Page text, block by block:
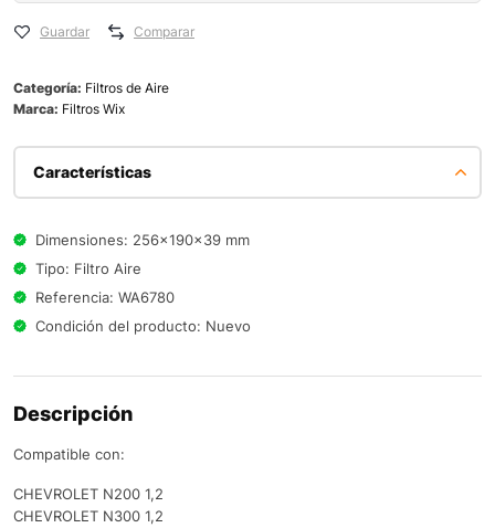
Guardar Comparar
Categoría: Filtros de Aire
Marca: Filtros Wix
Características
Dimensiones: 256x190x39 mm
Tipo: Filtro Aire
Referencia: WA6780
Condición del producto: Nuevo
Descripción
Compatible con:
CHEVROLET N200 1,2
CHEVROLET N300 1,2